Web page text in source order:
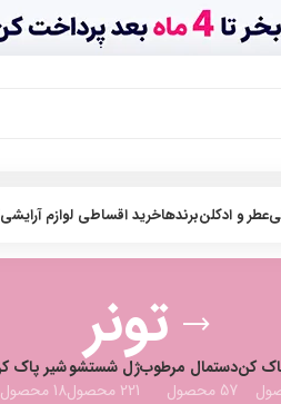
عطر و ادکلنبرندهاخرید اقساطی لوازم آرایشی
تونر
کندستمال مرطوب
57 محصول
ژل شستشو
221 محصول
شیر پاک
18 محصول